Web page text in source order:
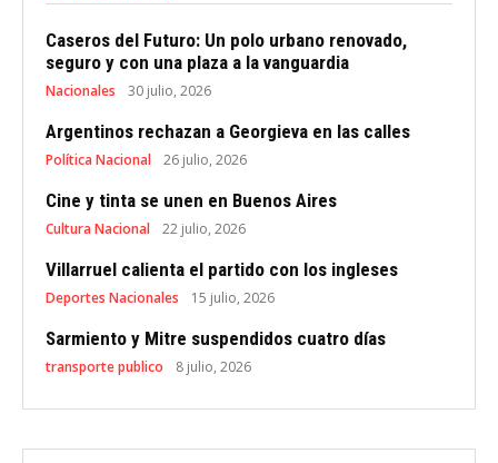
Caseros del Futuro: Un polo urbano renovado,
seguro y con una plaza a la vanguardia
Nacionales 30 julio, 2026
Argentinos rechazan a Georgieva en las calles
Política Nacional 26 julio, 2026
Cine y tinta se unen en Buenos Aires
Cultura Nacional 22 julio, 2026
Villarruel calienta el partido con los ingleses
Deportes Nacionales 15 julio, 2026
Sarmiento y Mitre suspendidos cuatro días
transporte publico 8 julio, 2026